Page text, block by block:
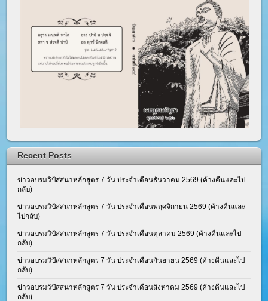
Recent Posts
ข่าวอบรมวิปัสสนาหลักสูตร 7 วัน ประจำเดือนธันวาคม 2569 (ค้างคืนและไป
กลับ)
ข่าวอบรมวิปัสสนาหลักสูตร 7 วัน ประจำเดือนพฤศจิกายน 2569 (ค้างคืนและ
ไปกลับ)
ข่าวอบรมวิปัสสนาหลักสูตร 7 วัน ประจำเดือนตุลาคม 2569 (ค้างคืนและไป
กลับ)
ข่าวอบรมวิปัสสนาหลักสูตร 7 วัน ประจำเดือนกันยายน 2569 (ค้างคืนและไป
กลับ)
ข่าวอบรมวิปัสสนาหลักสูตร 7 วัน ประจำเดือนสิงหาคม 2569 (ค้างคืนและไป
กลับ)